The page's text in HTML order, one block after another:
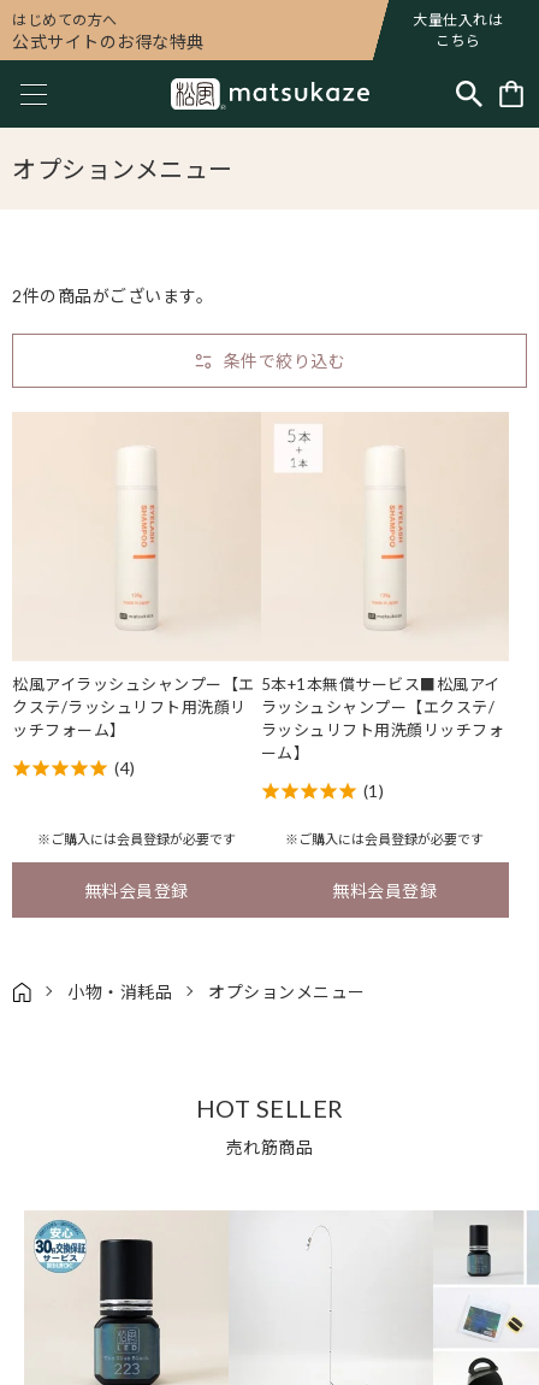
はじめての方へ
公式サイトのお得な特典
大量仕入れは
こちら
オプションメニュー
2件の商品がございます。
条件で絞り込む
松風アイラッシュシャンプー【エ
クステ/ラッシュリフト用洗顔リ
ッチフォーム】
(4)
※ご購入には会員登録が必要です
無料会員登録
5本+1本無償サービス■松風アイ
ラッシュシャンプー【エクステ/
ラッシュリフト用洗顔リッチフォ
ーム】
(1)
※ご購入には会員登録が必要です
無料会員登録
小物・消耗品 オプションメニュー
HOT SELLER
売れ筋商品